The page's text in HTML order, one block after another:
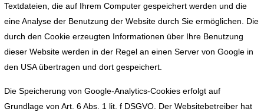
Textdateien, die auf Ihrem Computer gespeichert werden und die
eine Analyse der Benutzung der Website durch Sie ermöglichen. Die
durch den Cookie erzeugten Informationen über Ihre Benutzung
dieser Website werden in der Regel an einen Server von Google in
den USA übertragen und dort gespeichert.
Die Speicherung von Google-Analytics-Cookies erfolgt auf
Grundlage von Art. 6 Abs. 1 lit. f DSGVO. Der Websitebetreiber hat